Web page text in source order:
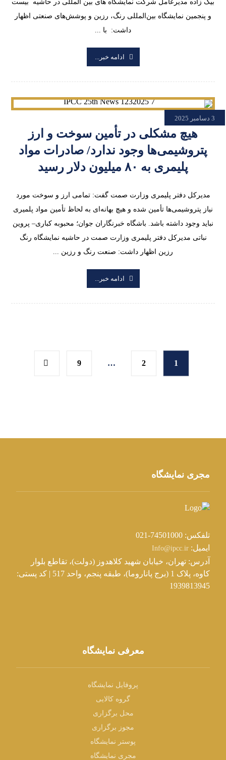
بیک زاده مدیرعامل شرکت نمایشگاه های بین المللی در حاشیه بیست
و پنجمین نمایشگاه بین‌المللی رنگ، رزین و پوشش‌های صنعتی اظهار
داشت: با ...
ادامه خبر...
هیچ مشکلی در تأمین سوخت و ارز
پتروشیمی‌ها وجود ندارد/ صادرات مواد
پلیمری به ۸۰ میلیون دلار رسید
3 دسامبر 2025
مدیرکل دفتر پلیمری وزارت صمت گفت: تمامی ارز و سوخت مورد
نیاز پتروشیمی‌ها تأمین شده و هیچ بهانه‌ای به لحاظ تأمین مواد پلمیری
نباید وجود داشته باشد. باشگاه خبرنگاران جوان؛ محبوبه کباری– پروین
نباتی مدیرکل دفتر پلیمری وزارت صمت در حاشیه نمایشگاه رنگ
رزین اظهار داشت: صنعت رنگ و رزین ...
ادامه خبر...
1
2
…
9
مجری نمایشگاه
تلفکس: 74501000-021
ایمیل:Info@ipcc.ir
آدرس: تهران، خیابان شهید کلاهدوز (دولت)، تقاطع بلوار
کاوه، پلاک 1 (برج پاناروما)، طبقه پنجم، واحد 517 | کد پستی:
1939813945
معرفی نمایشگاه
پروفایل نمایشگاه
گروه کالایی
محل برگزاری
مجوز برگزاری
پوستر نمایشگاه
مجری نمایشگاه